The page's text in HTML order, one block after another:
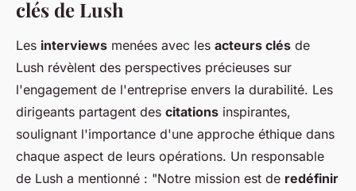
clés de Lush
Les interviews menées avec les acteurs clés de
Lush révèlent des perspectives précieuses sur
l'engagement de l'entreprise envers la durabilité. Les
dirigeants partagent des citations inspirantes,
soulignant l'importance d'une approche éthique dans
chaque aspect de leurs opérations. Un responsable
de Lush a mentionné : "Notre mission est de redéfinir